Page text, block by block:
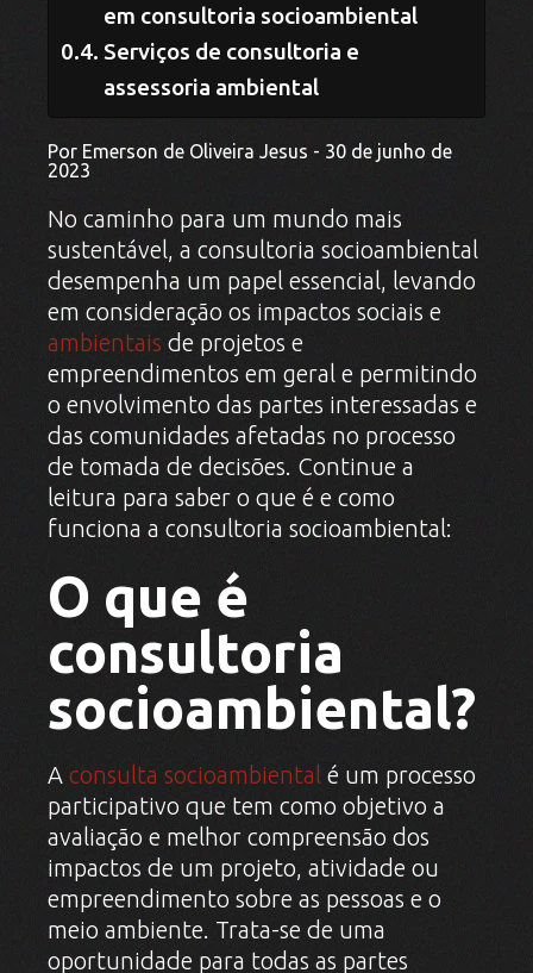
em consultoria socioambiental
Serviços de consultoria e
assessoria ambiental
Por Emerson de Oliveira Jesus - 30 de junho de
2023
No caminho para um mundo mais
sustentável, a consultoria socioambiental
desempenha um papel essencial, levando
em consideração os impactos sociais e
ambientais de projetos e
empreendimentos em geral e permitindo
o envolvimento das partes interessadas e
das comunidades afetadas no processo
de tomada de decisões. Continue a
leitura para saber o que é e como
funciona a consultoria socioambiental:
O que é
consultoria
socioambiental?
A consulta socioambiental é um processo
participativo que tem como objetivo a
avaliação e melhor compreensão dos
impactos de um projeto, atividade ou
empreendimento sobre as pessoas e o
meio ambiente. Trata-se de uma
oportunidade para todas as partes